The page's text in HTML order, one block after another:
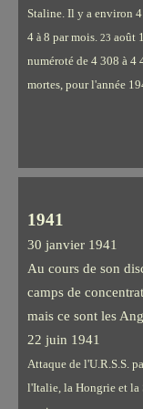
Staline. Il y a environ
4 à 8 par mois. 23 août
numéroté de 4 308 à 4
mortes, pour l'année
1941
30 janvier 1941
Au cours de son
camps de
mais ce sont les
22 juin 1941
Attaque de l'U.R.S.S.
l'Italie, la Hongrie et la